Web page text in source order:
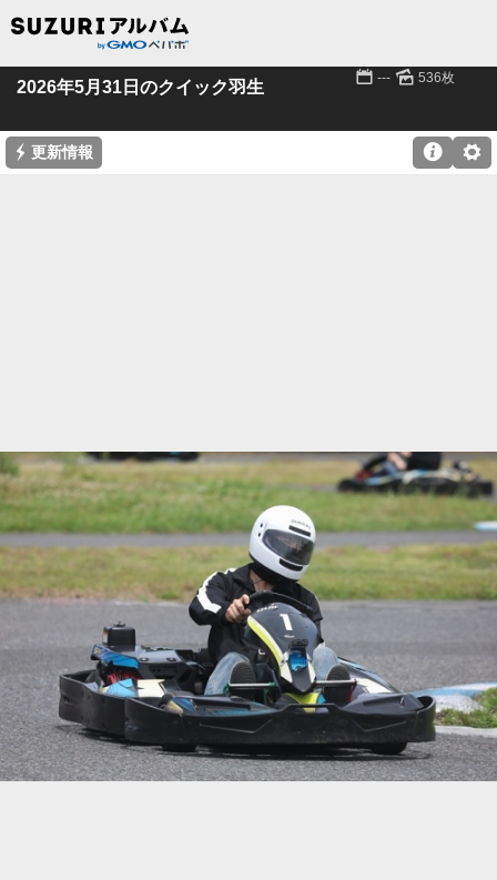
2026年5月31日のクイック羽生 📅 --- 🌄 536枚
⚡ 更新情報 ⚙
